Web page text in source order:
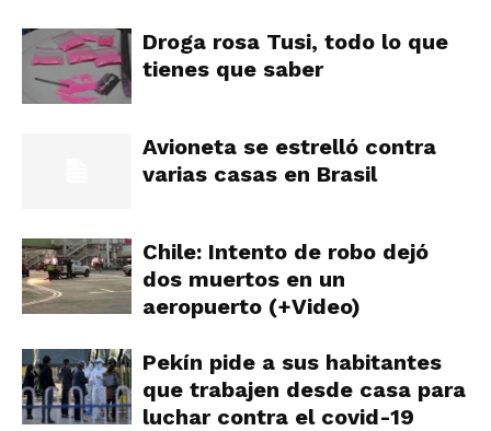
Droga rosa Tusi, todo lo que
tienes que saber
Avioneta se estrelló contra
varias casas en Brasil
Chile: Intento de robo dejó
dos muertos en un
aeropuerto (+Video)
Pekín pide a sus habitantes
que trabajen desde casa para
luchar contra el covid-19